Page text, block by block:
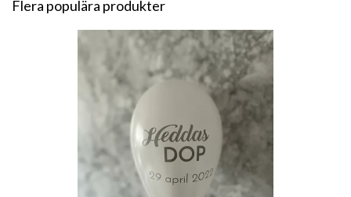
Flera populära produkter